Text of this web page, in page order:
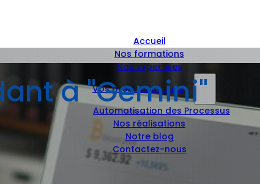
Accueil
Nos formations
Nos expertises
Vos problématiques
Automatisation des Processus
Nos réalisations
Notre blog
Contactez-nous
à "Gemini"